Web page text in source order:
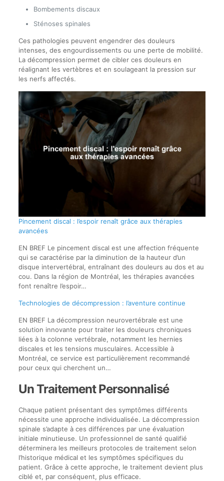
Bombements discaux
Sténoses spinales
Ces pathologies peuvent engendrer des douleurs
intenses, des engourdissements ou une perte de mobilité.
La décompression permet de cibler ces douleurs en
réalignant les vertèbres et en soulageant la pression sur
les nerfs affectés.
Pincement discal : l’espoir renaît grâce aux thérapies
avancées
EN BREF Le pincement discal est une affection fréquente
qui se caractérise par la diminution de la hauteur d’un
disque intervertébral, entraînant des douleurs au dos et au
cou. Dans la région de Montréal, les thérapies avancées
font renaître l’espoir…
Technologies de décompression : l’aventure continue
EN BREF La décompression neurovertébrale est une
solution innovante pour traiter les douleurs chroniques
liées à la colonne vertébrale, notamment les hernies
discales et les tensions musculaires. Accessible à
Montréal, ce service est particulièrement recommandé
pour ceux qui cherchent un…
Un Traitement Personnalisé
Chaque patient présentant des symptômes différents
nécessite une approche individualisée. La décompression
spinale s’adapte à ces différences par une évaluation
initiale minutieuse. Un professionnel de santé qualifié
déterminera les meilleurs protocoles de traitement selon
l’historique médical et les symptômes spécifiques du
patient. Grâce à cette approche, le traitement devient plus
ciblé et, par conséquent, plus efficace.